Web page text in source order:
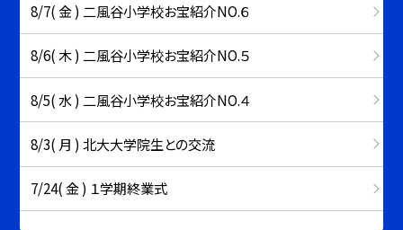
8/7( 金 ) 二風谷小学校お宝紹介NO.６
8/6( 木 ) 二風谷小学校お宝紹介NO.５
8/5( 水 ) 二風谷小学校お宝紹介NO.４
8/3( 月 ) 北大大学院生との交流
7/24( 金 ) １学期終業式